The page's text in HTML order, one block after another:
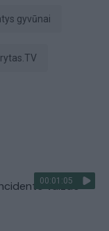
gyvūnai
00:01:05
vaizdo